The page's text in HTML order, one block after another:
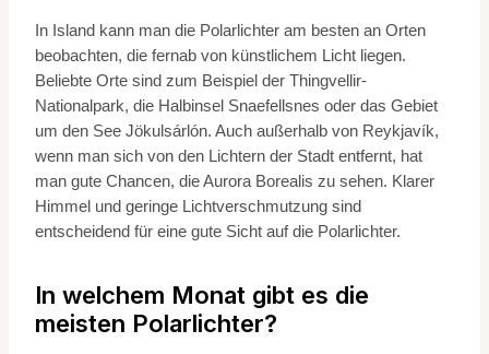
In Island kann man die Polarlichter am besten an Orten
beobachten, die fernab von künstlichem Licht liegen.
Beliebte Orte sind zum Beispiel der Thingvellir-
Nationalpark, die Halbinsel Snaefellsnes oder das Gebiet
um den See Jökulsárlón. Auch außerhalb von Reykjavík,
wenn man sich von den Lichtern der Stadt entfernt, hat
man gute Chancen, die Aurora Borealis zu sehen. Klarer
Himmel und geringe Lichtverschmutzung sind
entscheidend für eine gute Sicht auf die Polarlichter.
In welchem Monat gibt es die
meisten Polarlichter?